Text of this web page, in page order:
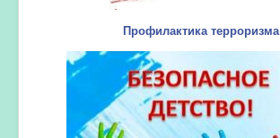
Профилактика терроризма